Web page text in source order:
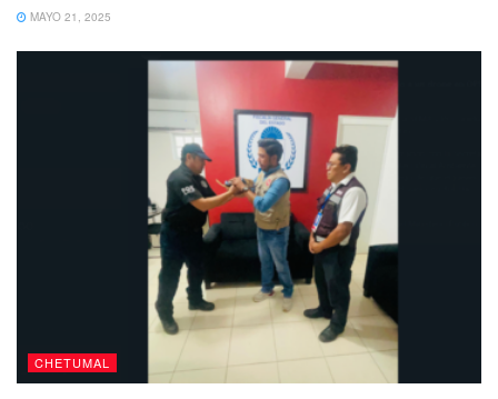
MAYO 21, 2025
CHETUMAL